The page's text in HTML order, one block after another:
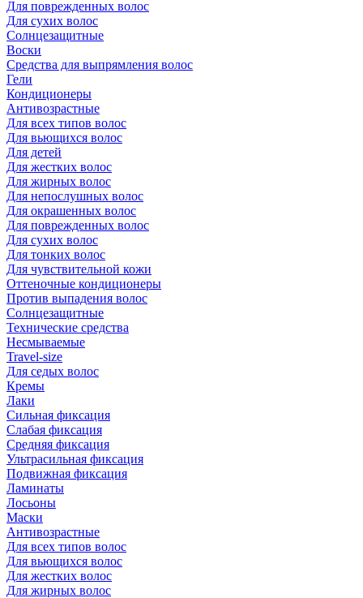
Для поврежденных волос
Для сухих волос
Солнцезащитные
Воски
Средства для выпрямления волос
Гели
Кондиционеры
Антивозрастные
Для всех типов волос
Для вьющихся волос
Для детей
Для жестких волос
Для жирных волос
Для непослушных волос
Для окрашенных волос
Для поврежденных волос
Для сухих волос
Для тонких волос
Для чувствительной кожи
Оттеночные кондиционеры
Против выпадения волос
Солнцезащитные
Технические средства
Несмываемые
Travel-size
Для седых волос
Кремы
Лаки
Сильная фиксация
Слабая фиксация
Средняя фиксация
Ультрасильная фиксация
Подвижная фиксация
Ламинаты
Лосьоны
Маски
Антивозрастные
Для всех типов волос
Для вьющихся волос
Для жестких волос
Для жирных волос